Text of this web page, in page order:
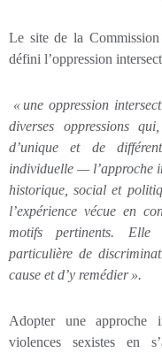
Le site de la
défini l’oppression
«une oppression
diverses oppressions
d’unique et de
individuelle — l’approche
historique, social et
l’expérience vécue en
motifs pertinents. Elle
particulière de
cause et d’y remédier».
Adopter une approche
violences sexistes en